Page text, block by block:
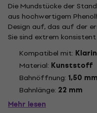
Die Mundstücke der
aus hochwertigem
Design auf, das auf der
Sie sind extrem
Spielqualität und bieten
Verhältnis. Die Beläge
der...
Kompatibel mit:
Material: Kunststoff
Bahnöffnung: 1,50 mm
Bahnlänge: 22 mm
Mehr lesen